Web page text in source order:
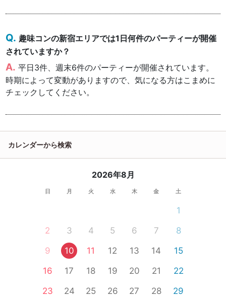
趣味コンの新宿エリアでは1日何件のパーティーが開催
されていますか？
平日3件、週末6件のパーティーが開催されています。
時期によって変動がありますので、気になる方はこまめに
チェックしてください。
カレンダーから検索
2026年8月
日 月 火 水 木 金 土
1
2
3 4 5 6 7
8
9
10 11 12 13 14
15
16
17 18 19 20 21
22
23
24 25 26 27 28
29